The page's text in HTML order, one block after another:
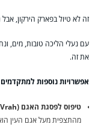
זה לא טיול בפארק הירקון,
עם נעלי הליכה טובות, מים,
את זה.
אפשרויות נוספות
טיפוס לפסגת האגם (Ezeren Vrah):
מהתצפית מעל אגם העין